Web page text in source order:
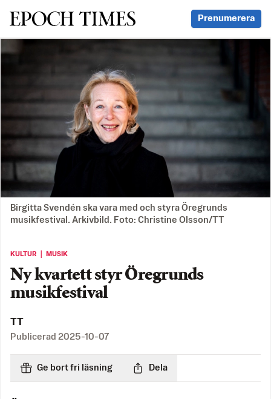
Svenska Epoch Times Prenumerera
Birgitta Svendén ska vara med och styra Öregrunds
musikfestival. Arkivbild. Foto: Christine Olsson/TT
KULTUR ｜ MUSIK
Ny kvartett styr Öregrunds
musikfestival
TT
Publicerad 2025-10-07
Ge bort fri läsning Dela